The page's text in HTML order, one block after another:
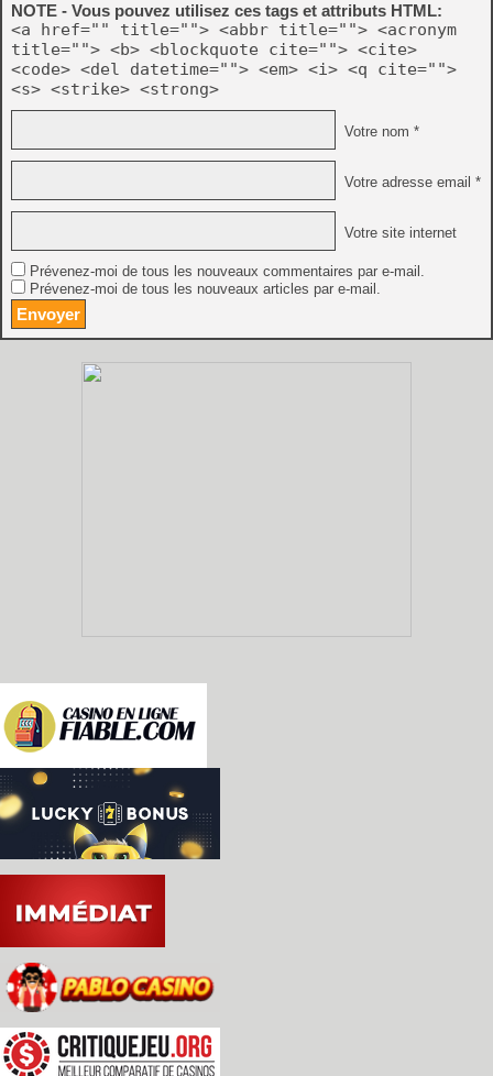
NOTE - Vous pouvez utilisez ces tags et attributs HTML:
<a href="" title=""> <abbr title=""> <acronym
title=""> <b> <blockquote cite=""> <cite>
<code> <del datetime=""> <em> <i> <q cite="">
<s> <strike> <strong>
Votre nom *
Votre adresse email *
Votre site internet
Prévenez-moi de tous les nouveaux commentaires par e-mail.
Prévenez-moi de tous les nouveaux articles par e-mail.